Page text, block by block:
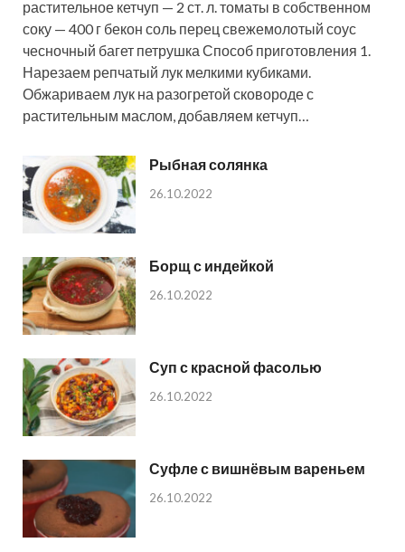
растительное кетчуп — 2 ст. л. томаты в собственном
соку — 400 г бекон соль перец свежемолотый соус
чесночный багет петрушка Способ приготовления 1.
Нарезаем репчатый лук мелкими кубиками.
Обжариваем лук на разогретой сковороде с
растительным маслом, добавляем кетчуп…
Рыбная солянка
26.10.2022
Борщ с индейкой
26.10.2022
Суп с красной фасолью
26.10.2022
Суфле с вишнёвым вареньем
26.10.2022